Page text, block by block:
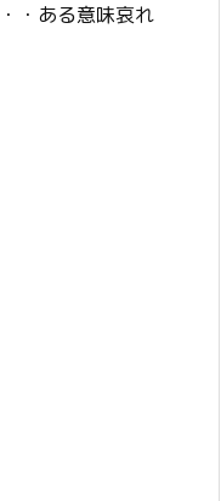
・ある意味哀れ